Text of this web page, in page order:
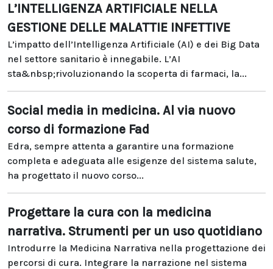
L’INTELLIGENZA ARTIFICIALE NELLA
GESTIONE DELLE MALATTIE INFETTIVE
L’impatto dell’Intelligenza Artificiale (AI) e dei Big Data
nel settore sanitario è innegabile. L’AI
sta&nbsp;rivoluzionando la scoperta di farmaci, la...
Social media in medicina. Al via nuovo
corso di formazione Fad
Edra, sempre attenta a garantire una formazione
completa e adeguata alle esigenze del sistema salute,
ha progettato il nuovo corso...
Progettare la cura con la medicina
narrativa. Strumenti per un uso quotidiano
Introdurre la Medicina Narrativa nella progettazione dei
percorsi di cura. Integrare la narrazione nel sistema